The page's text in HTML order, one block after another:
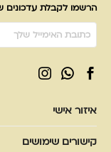
הרשמו לקבלת עדכונים
איזור אישי
קישורים שימושים